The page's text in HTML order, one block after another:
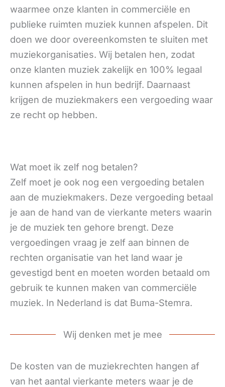
waarmee onze klanten in commerciële en
publieke ruimten muziek kunnen afspelen. Dit
doen we door overeenkomsten te sluiten met
muziekorganisaties. Wij betalen hen, zodat
onze klanten muziek zakelijk en 100% legaal
kunnen afspelen in hun bedrijf. Daarnaast
krijgen de muziekmakers een vergoeding waar
ze recht op hebben.
Wat moet ik zelf nog betalen?
Zelf moet je ook nog een vergoeding betalen
aan de muziekmakers. Deze vergoeding betaal
je aan de hand van de vierkante meters waarin
je de muziek ten gehore brengt. Deze
vergoedingen vraag je zelf aan binnen de
rechten organisatie van het land waar je
gevestigd bent en moeten worden betaald om
gebruik te kunnen maken van commerciële
muziek. In Nederland is dat Buma-Stemra.
Wij denken met je mee
De kosten van de muziekrechten hangen af
van het aantal vierkante meters waar je de